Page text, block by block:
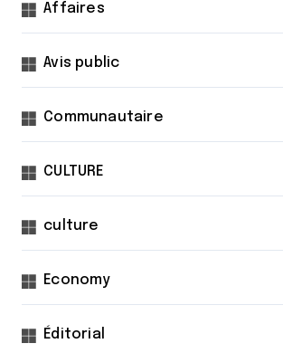
Affaires
Avis public
Communautaire
CULTURE
culture
Economy
Éditorial